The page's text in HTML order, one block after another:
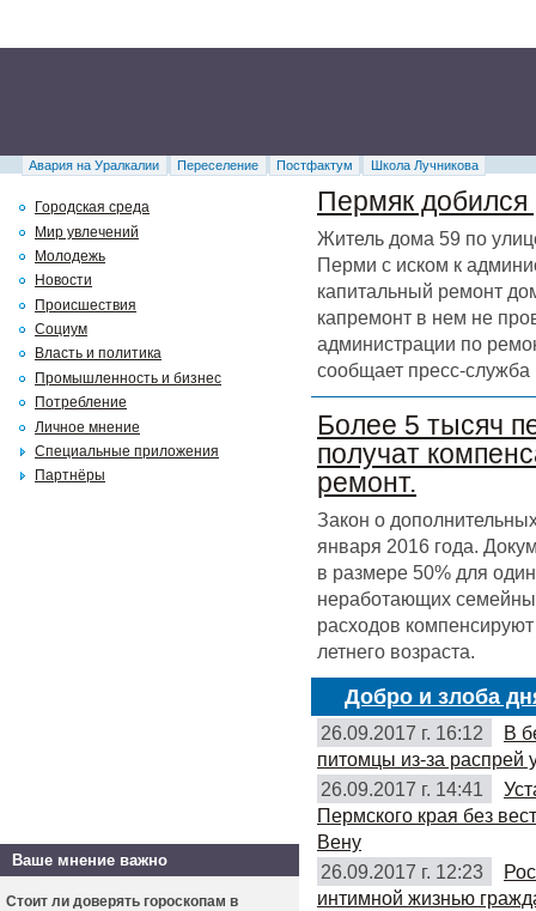
Авария на Уралкалии Переселение Постфактум Школа Лучникова
Пермяк добился
Житель дома 59 по
Перми с иском к
капитальный ремонт
капремонт в нем не
администрации по
сообщает пресс-служба
Более 5 тысяч
получат
ремонт.
Закон о
января 2016 года.
в размере 50% для
неработающих
расходов
летнего возраста.
Добро и злоба
26.09.2017 г. 16:12
В
питомцы из-за распрей
26.09.2017 г. 14:41
Пермского края без
Вену
26.09.2017 г. 12:23
интимной жизнью
Городская среда
Мир увлечений
Молодежь
Новости
Происшествия
Социум
Власть и политика
Промышленность и бизнес
Потребление
Личное мнение
Специальные приложения
Партнёры
Ваше мнение важно
Стоит ли доверять гороскопам в